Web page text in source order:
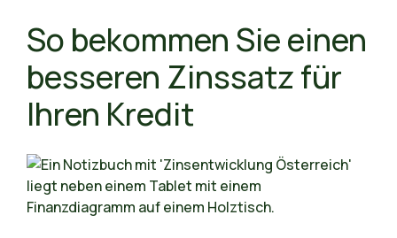
So bekommen Sie einen
besseren Zinssatz für
Ihren Kredit